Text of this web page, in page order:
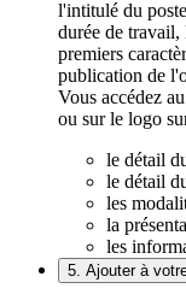
l'intitulé du
durée de travail,
premiers
publication de
Vous accédez
ou sur le logo
le détail
le détail
les
la
les
5. Ajouter à